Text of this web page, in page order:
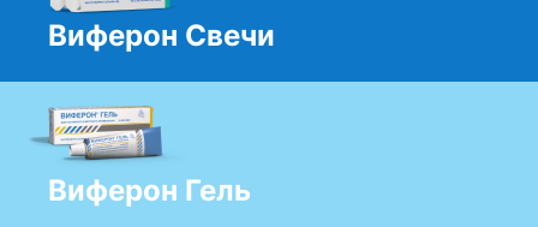
Виферон Свечи
Виферон Гель